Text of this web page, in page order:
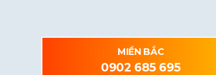
MIỀN BẮC
0902 685 695